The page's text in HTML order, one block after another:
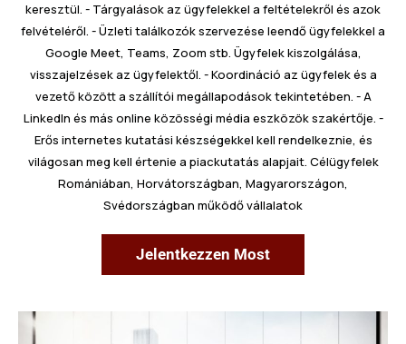
keresztül. - Tárgyalások az ügyfelekkel a feltételekről és azok
felvételéről. - Üzleti találkozók szervezése leendő ügyfelekkel a
Google Meet, Teams, Zoom stb. Ügyfelek kiszolgálása,
visszajelzések az ügyfelektől. - Koordináció az ügyfelek és a
vezető között a szállítói megállapodások tekintetében. - A
LinkedIn és más online közösségi média eszközök szakértője. -
Erős internetes kutatási készségekkel kell rendelkeznie, és
világosan meg kell értenie a piackutatás alapjait. Célügyfelek
Romániában, Horvátországban, Magyarországon,
Svédországban működő vállalatok
Jelentkezzen Most